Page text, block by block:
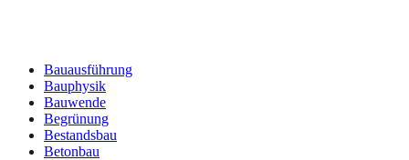
Bauausführung
Bauphysik
Bauwende
Begrünung
Bestandsbau
Betonbau